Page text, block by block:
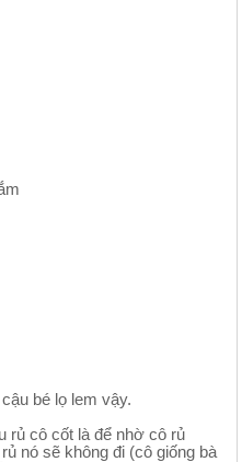
bé lọ lem vậy.
rủ cô cốt là để nhờ cô rủ
nó sẽ không đi (cô giống bà